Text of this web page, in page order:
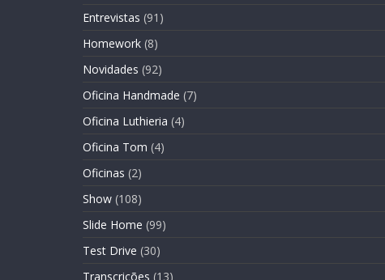
Entrevistas (91)
Homework (8)
Novidades (92)
Oficina Handmade (7)
Oficina Luthieria (4)
Oficina Tom (4)
Oficinas (2)
Show (108)
Slide Home (99)
Test Drive (30)
Transcrições (13)